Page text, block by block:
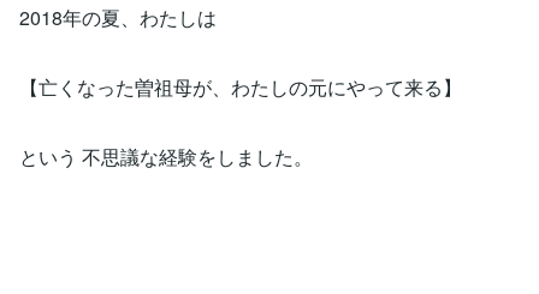
2018年の夏、わたしは
【亡くなった曽祖母が、わたしの元にやって来る】
という 不思議な経験をしました。